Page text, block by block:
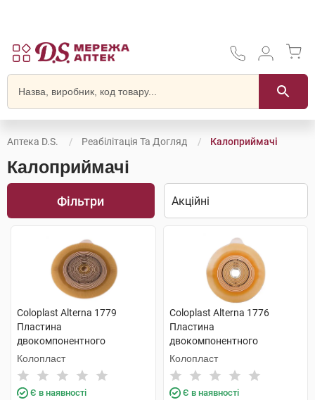
Аптека D.S. Реабілітація Та Догляд Калоприймачі
Калоприймачі
Фільтри
Coloplast Alterna 1779
Пластина
двокомпонентного
калоприймача фланець-60
мм 10x55 мм 5 шт
Колопласт
Є в наявності
Coloplast Alterna 1776
Пластина
двокомпонентного
калоприймача франець-50
мм 10-45 мм 5 шт
Колопласт
Є в наявності